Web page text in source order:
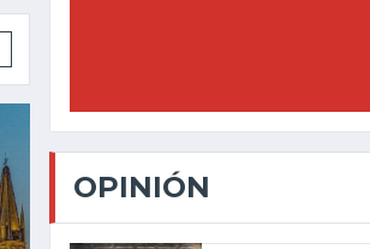
OPINIÓN